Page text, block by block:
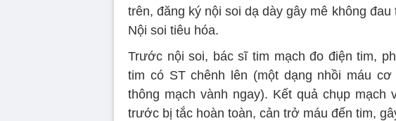
trên, đăng ký nội soi dạ dày gây mê không
Nội soi tiêu hóa.
Trước nội soi, bác sĩ tim mạch đo điện tim,
tim có ST chênh lên (một dạng nhồi máu
thông mạch vành ngay). Kết quả chụp mạch
trước bị tắc hoàn toàn, cản trở máu đến tim,